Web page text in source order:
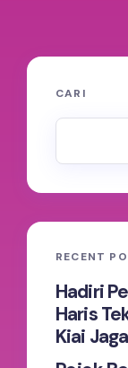
CARI
RECENT
Hadiri
Haris
Kiai